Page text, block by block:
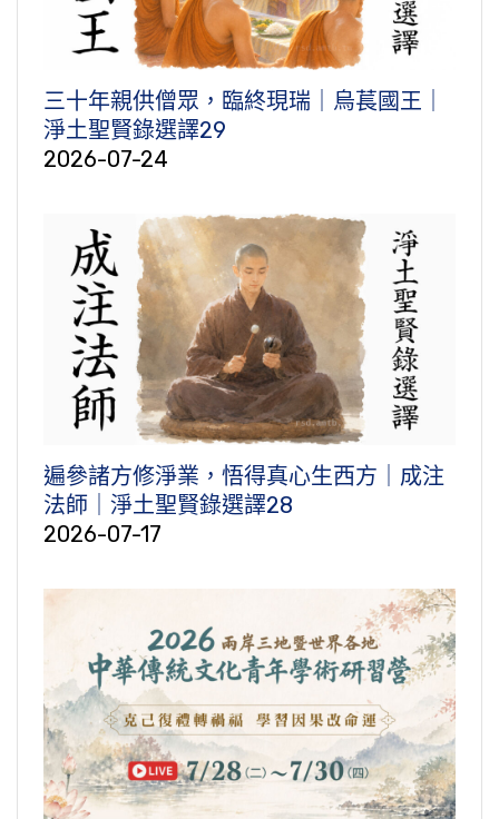
三十年親供僧眾，臨終現瑞｜烏萇國王｜
淨土聖賢錄選譯29
2026-07-24
遍參諸方修淨業，悟得真心生西方｜成注
法師｜淨土聖賢錄選譯28
2026-07-17